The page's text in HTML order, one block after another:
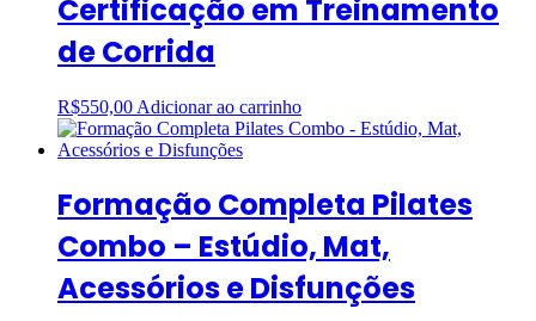
Certificação em Treinamento
de Corrida
R$550,00 Adicionar ao carrinho
Formação Completa Pilates
Combo – Estúdio, Mat,
Acessórios e Disfunções